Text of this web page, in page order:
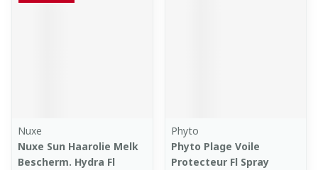
Nuxe
Nuxe Sun Haarolie Melk
Bescherm. Hydra Fl
Phyto
Phyto Plage Voile
Protecteur Fl Spray